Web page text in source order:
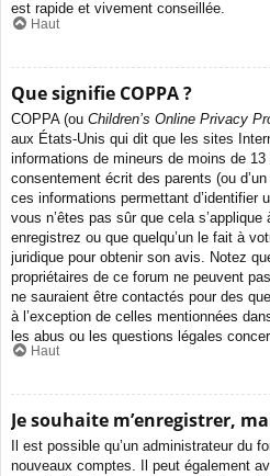
est rapide et vivement conseillée.
Haut
Que signifie COPPA ?
COPPA (ou Children’s Online Privacy
aux États-Unis qui dit que les sites
informations de mineurs de moins de
consentement écrit des parents (ou
ces informations permettant d’identifier
vous n’êtes pas sûr que cela
enregistrez ou que quelqu’un le fait à
juridique pour obtenir son avis. Notez
propriétaires de ce forum ne peuvent
ne sauraient être contactés pour des
à l’exception de celles mentionnées
les abus ou les questions légales
Haut
Je souhaite m’enregistrer,
Il est possible qu’un administrateur du
nouveaux comptes. Il peut également